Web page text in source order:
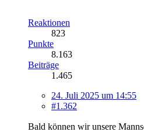
Reaktionen
823
Punkte
8.163
Beiträge
1.465
24. Juli 2025 um 14:55
#1.362
Bald können wir unsere